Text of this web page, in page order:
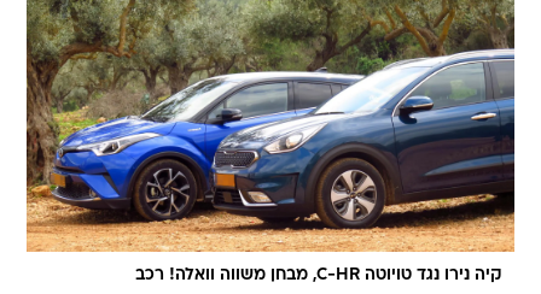
קיה נירו נגד טויוטה C-HR, מבחן משווה וואלה! רכב